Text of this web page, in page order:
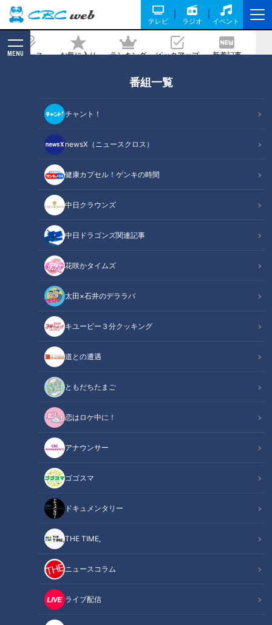
テレビ ラジオ イベント
ニュース お気に入り ランキング ピックアップ 新着記事
MENU
番組一覧
チャント！
newsX（ニュースクロス）
健康カプセル！ゲンキの時間
中日クラウンズ
中日ドラゴンズ関連記事
花咲かタイムズ
太田×石井のデララバ
キユーピー３分クッキング
道との遭遇
ともだちたまご
恋はロケ中に！
アナウンサー
ゴゴスマ
ドキュメンタリー
THE TIME,
ニュースコラム
ライブ配信
極上グルメドライブに行ってみた
ら・・・！
記事に戻る
CBCテレビ『花咲かタイムズ』うなずキング
この記事の画像（全7枚）
記事に戻る
この記事を見たあなたへのおすすめ